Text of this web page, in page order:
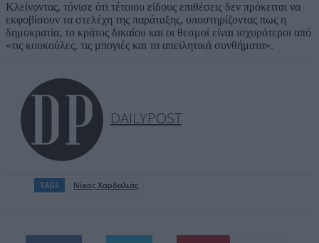
Κλείνοντας, τόνισε ότι τέτοιου είδους επιθέσεις δεν πρόκειται να
εκφοβίσουν τα στελέχη της παράταξης, υποστηρίζοντας πως η
δημοκρατία, το κράτος δικαίου και οι θεσμοί είναι ισχυρότεροι από
«τις κουκούλες, τις μπογιές και τα απειλητικά συνθήματα».
DAILYPOST
TAGS Nίκος Χαρδαλιάς